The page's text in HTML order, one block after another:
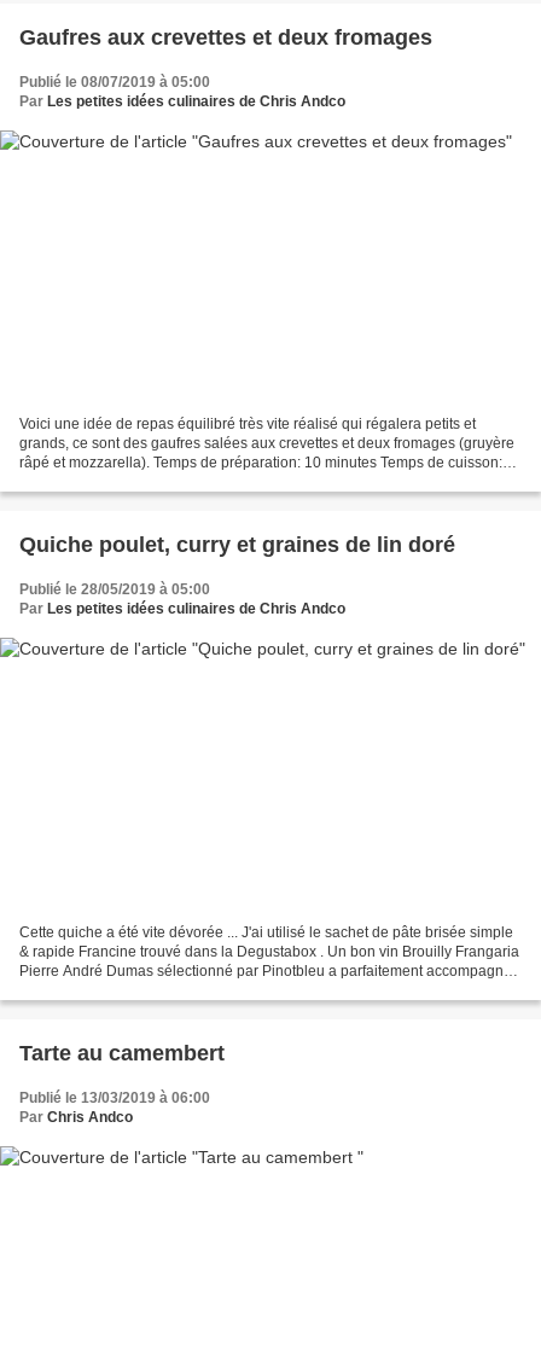
Gaufres aux crevettes et deux fromages
Publié le 08/07/2019 à 05:00
Par Les petites idées culinaires de Chris Andco
Voici une idée de repas équilibré très vite réalisé qui régalera petits et
grands, ce sont des gaufres salées aux crevettes et deux fromages (gruyère
râpé et mozzarella). Temps de préparation: 10 minutes Temps de cuisson:
Quiche poulet, curry et graines de lin doré
Publié le 28/05/2019 à 05:00
Par Les petites idées culinaires de Chris Andco
Cette quiche a été vite dévorée ... J'ai utilisé le sachet de pâte brisée simple
& rapide Francine trouvé dans la Degustabox . Un bon vin Brouilly Frangaria
Pierre André Dumas sélectionné par Pinotbleu a parfaitement accompagné
Tarte au camembert
Publié le 13/03/2019 à 06:00
Par Chris Andco